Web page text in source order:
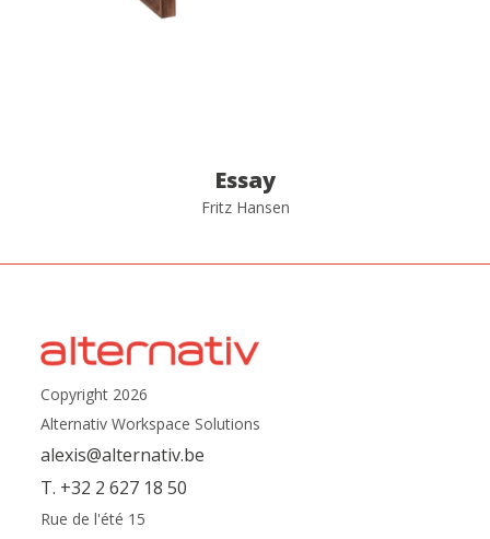
Essay
Fritz Hansen
Copyright 2026
Alternativ Workspace Solutions
alexis@alternativ.be
T. +32 2 627 18 50
Rue de l'été 15